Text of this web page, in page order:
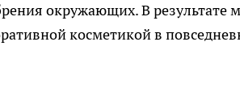
окружающих. В результате
косметикой в